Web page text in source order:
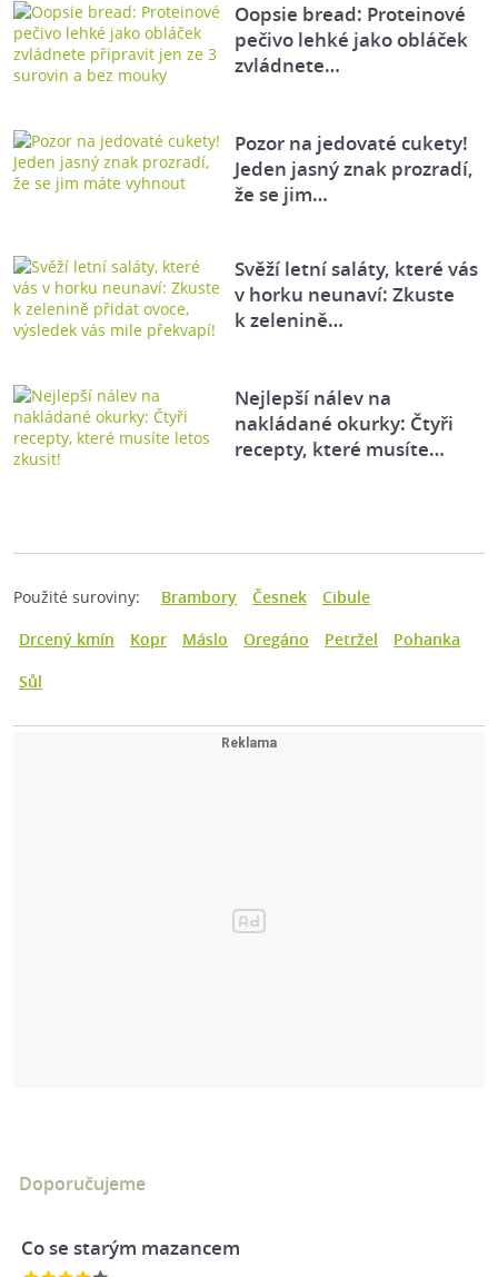
Oopsie bread: Proteinové
pečivo lehké jako obláček
zvládnete…
Pozor na jedovaté cukety!
Jeden jasný znak prozradí,
že se jim…
Svěží letní saláty, které vás
v horku neunaví: Zkuste
k zelenině…
Nejlepší nálev na
nakládané okurky: Čtyři
recepty, které musíte…
Použité suroviny: Brambory Česnek
Cibule
Drcený kmín
Kopr Máslo Oregáno Petržel
Pohanka
Sůl
Doporučujeme
Co se starým mazancem